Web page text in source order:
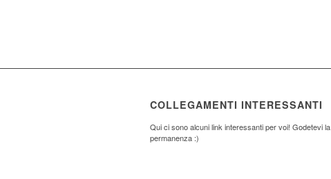
COLLEGAMENTI INTERESSANTI
Qui ci sono alcuni link interessanti per voi! Godetevi la
permanenza :)